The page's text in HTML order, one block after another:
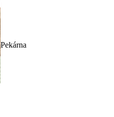
Pekárna